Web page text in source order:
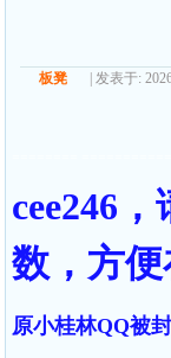
板凳 | 发表于:
cee246
数，方便
原小桂林QQ被封